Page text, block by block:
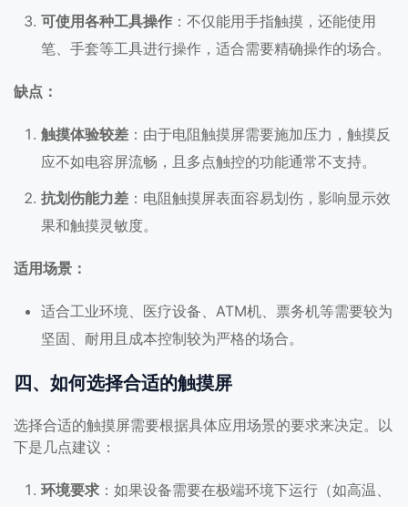
可使用各种工具操作 ：不仅能用手指触摸，还能使用
笔、手套等工具进行操作，适合需要精确操作的场合。
缺点：
触摸体验较差 ：由于电阻触摸屏需要施加压力，触摸反
应不如电容屏流畅，且多点触控的功能通常不支持。
抗划伤能力差 ：电阻触摸屏表面容易划伤，影响显示效
果和触摸灵敏度。
适用场景：
适合工业环境、医疗设备、ATM机、票务机等需要较为
坚固、耐用且成本控制较为严格的场合。
四、如何选择合适的触摸屏
选择合适的触摸屏需要根据具体应用场景的要求来决定。以
下是几点建议：
环境要求 ：如果设备需要在极端环境下运行（如高温、